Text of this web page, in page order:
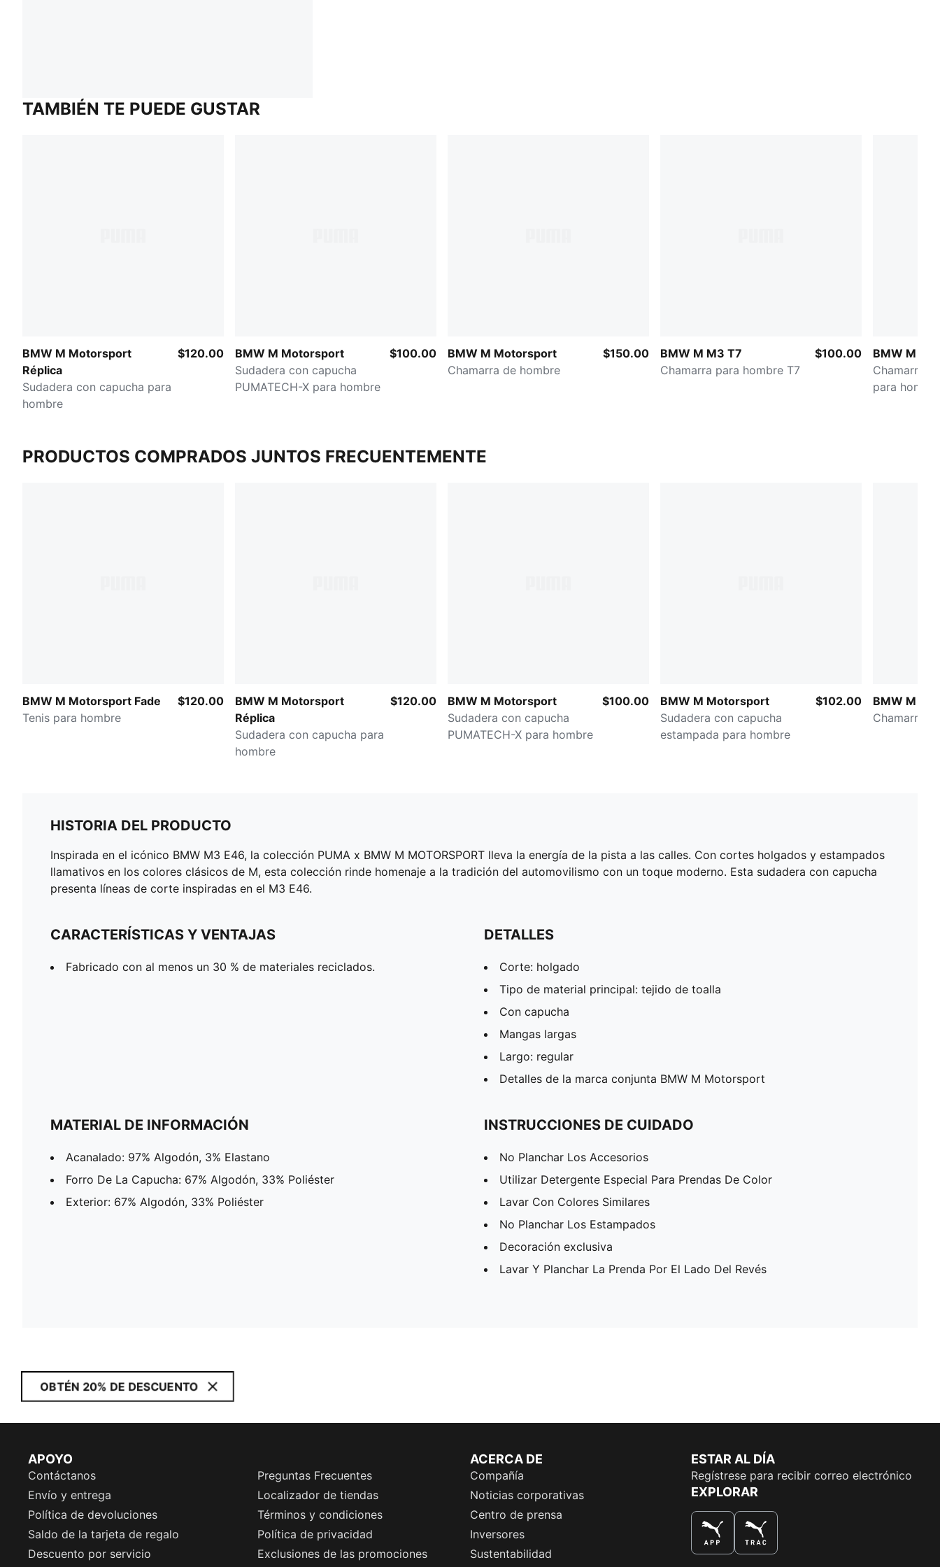
TAMBIÉN TE PUEDE GUSTAR
BMW M Motorsport
Réplica
Sudadera con capucha para
hombre
$120.00
BMW M Motorsport
Sudadera con capucha
PUMATECH-X para hombre
$100.00
BMW M Motorsport
Chamarra de hombre
$150.00
BMW M M3 T7
Chamarra para hombre T7
$100.00
BMW M
Chamarra
para hombre
PRODUCTOS COMPRADOS JUNTOS FRECUENTEMENTE
BMW M Motorsport Fade
Tenis para hombre
$120.00
BMW M Motorsport
Réplica
Sudadera con capucha para
hombre
$120.00
BMW M Motorsport
Sudadera con capucha
PUMATECH-X para hombre
$100.00
BMW M Motorsport
Sudadera con capucha
estampada para hombre
$102.00
BMW M
Chamarra
HISTORIA DEL PRODUCTO
Inspirada en el icónico BMW M3 E46, la colección PUMA x BMW M MOTORSPORT lleva la energía de la pista a las calles. Con cortes holgados y estampados
llamativos en los colores clásicos de M, esta colección rinde homenaje a la tradición del automovilismo con un toque moderno. Esta sudadera con capucha
presenta líneas de corte inspiradas en el M3 E46.
CARACTERÍSTICAS Y VENTAJAS
Fabricado con al menos un 30 % de materiales reciclados.
DETALLES
Corte: holgado
Tipo de material principal: tejido de toalla
Con capucha
Mangas largas
Largo: regular
Detalles de la marca conjunta BMW M Motorsport
MATERIAL DE INFORMACIÓN
Acanalado: 97% Algodón, 3% Elastano
Forro De La Capucha: 67% Algodón, 33% Poliéster
Exterior: 67% Algodón, 33% Poliéster
INSTRUCCIONES DE CUIDADO
No Planchar Los Accesorios
Utilizar Detergente Especial Para Prendas De Color
Lavar Con Colores Similares
No Planchar Los Estampados
Decoración exclusiva
Lavar Y Planchar La Prenda Por El Lado Del Revés
OBTÉN 20% DE DESCUENTO
APOYO
Contáctanos
Preguntas Frecuentes
Envío y entrega
Localizador de tiendas
Política de devoluciones
Términos y condiciones
Saldo de la tarjeta de regalo
Política de privacidad
Descuento por servicio
Exclusiones de las promociones
ACERCA DE
Compañía
Noticias corporativas
Centro de prensa
Inversores
Sustentabilidad
ESTAR AL DÍA
Regístrese para recibir correo electrónico
EXPLORAR